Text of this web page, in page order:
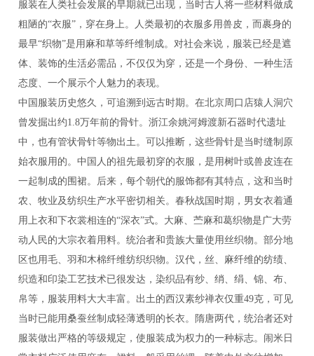
服装在人类社会发展的早期就已出现，当时古人将一些材料做成
粗陋的“衣服”，穿在身上。人类最初的衣服多用兽皮，而裹身的
最早“织物”是用麻和草等纤维制成。对社会来说，服装已经是遮
体、装饰的生活必需品，不仅仅为穿，还是一个身份、一种生活
态度、一个展示个人魅力的表现。
中国服装历史悠久，可追溯到远古时期。在北京周口店猿人洞穴
曾发掘出约1.8万年前的骨针。浙江余姚河姆渡新石器时代遗址
中，也有管状骨针等物出土。可以推断，这些骨针是当时缝制原
始衣服用的。中国人的祖先最初穿的衣服，是用树叶或兽皮连在
一起制成的围裙。后来，每个朝代的服饰都有其特点，这和当时
农、牧业及纺织生产水平密切相关。春秋战国时期，男女衣着通
用上衣和下衣裳相连的“深衣”式。大麻、苎麻和葛织物是广大劳
动人民的大宗衣着用料。统治者和贵族大量使用丝织物。部分地
区也用毛、羽和木棉纤维纺织织物。汉代，丝、麻纤维的纺绩、
织造和印染工艺技术已很发达，染织品有纱、绡、绢、锦、布、
帛等，服装用料大大丰富。出土的西汉素纱禅衣仅重49克，可见
当时已能用桑蚕丝制成轻薄透明的长衣。隋唐两代，统治者还对
服装做出严格的等级规定，使服装成为权力的一种标志。闹米日